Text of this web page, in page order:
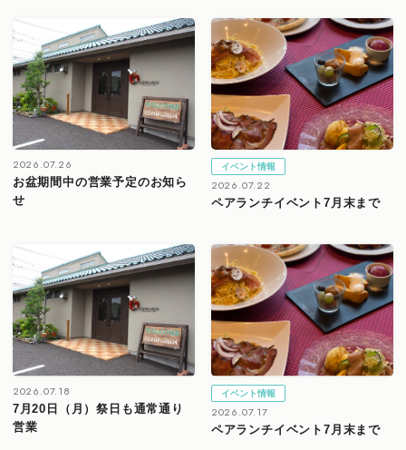
2026.07.26
お盆期間中の営業予定のお知ら
せ
イベント情報
2026.07.22
ペアランチイベント7月末まで
2026.07.18
7月20日（月）祭日も通常通り
営業
イベント情報
2026.07.17
ペアランチイベント7月末まで